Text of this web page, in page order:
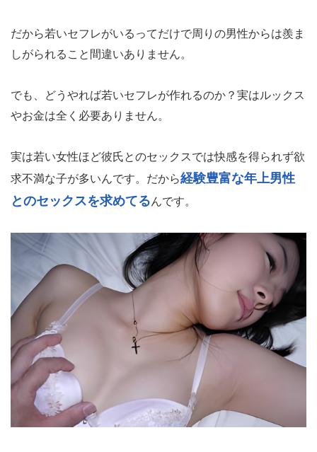
だから若いセフレがいるってだけで周りの男性からは羨ま
しがられること間違いありません。
でも、どうやれば若いセフレが作れるのか？実はルックス
やお金は全く必要ありません。
実は若い女性ほど彼氏とのセックスでは快感を得られず欲
求不満な子が多いんです。だから経験豊富な年上男性
とのセックスを求めてるんです。